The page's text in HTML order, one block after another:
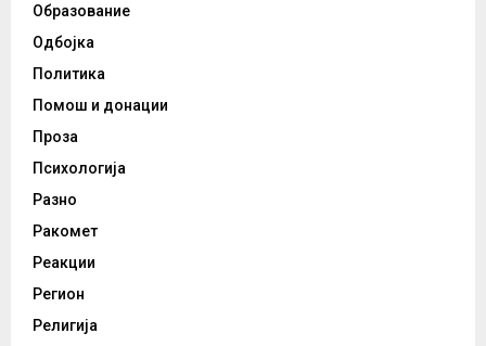
Образование
Одбојка
Политика
Помош и донации
Проза
Психологија
Разно
Ракомет
Реакции
Регион
Религија